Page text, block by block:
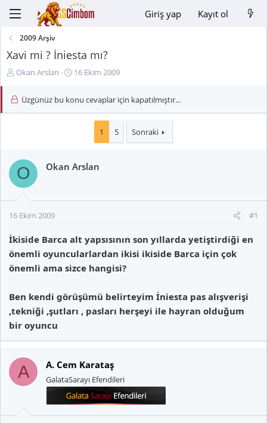
Giriş yap Kayıt ol
2009 Arşiv
Xavi mi ? İniesta mı?
K
n
ş
a
a
Okan Arslan
B
ç
r
i
16 Ekim 2009
Üzgünüz bu konu cevaplar için kapatılmıştır...
1 5 Sonraki
O Okan Arslan
16 Ekim 2009 #1
İkiside Barca alt yapsısının son yıllarda yetiştirdiği en
önemli oyuncularlardan ikisi ikiside Barca için çok
önemli ama sizce hangisi?
Ben kendi görüşümü belirteyim İniesta pas alışverişi
,tekniği ,şutları , pasları herşeyi ile hayran olduğum
bir oyuncu
A A. Cem Karataş
GalataSarayı Efendileri